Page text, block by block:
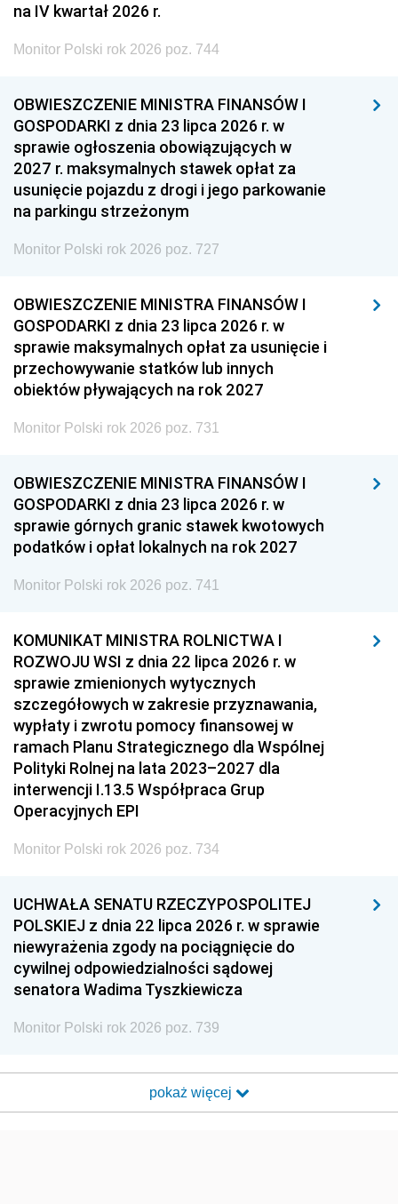
na IV kwartał 2026 r.
Monitor Polski rok 2026 poz. 744
OBWIESZCZENIE MINISTRA FINANSÓW I
GOSPODARKI z dnia 23 lipca 2026 r. w
sprawie ogłoszenia obowiązujących w
2027 r. maksymalnych stawek opłat za
usunięcie pojazdu z drogi i jego parkowanie
na parkingu strzeżonym
Monitor Polski rok 2026 poz. 727
OBWIESZCZENIE MINISTRA FINANSÓW I
GOSPODARKI z dnia 23 lipca 2026 r. w
sprawie maksymalnych opłat za usunięcie i
przechowywanie statków lub innych
obiektów pływających na rok 2027
Monitor Polski rok 2026 poz. 731
OBWIESZCZENIE MINISTRA FINANSÓW I
GOSPODARKI z dnia 23 lipca 2026 r. w
sprawie górnych granic stawek kwotowych
podatków i opłat lokalnych na rok 2027
Monitor Polski rok 2026 poz. 741
KOMUNIKAT MINISTRA ROLNICTWA I
ROZWOJU WSI z dnia 22 lipca 2026 r. w
sprawie zmienionych wytycznych
szczegółowych w zakresie przyznawania,
wypłaty i zwrotu pomocy finansowej w
ramach Planu Strategicznego dla Wspólnej
Polityki Rolnej na lata 2023–2027 dla
interwencji I.13.5 Współpraca Grup
Operacyjnych EPI
Monitor Polski rok 2026 poz. 734
UCHWAŁA SENATU RZECZYPOSPOLITEJ
POLSKIEJ z dnia 22 lipca 2026 r. w sprawie
niewyrażenia zgody na pociągnięcie do
cywilnej odpowiedzialności sądowej
senatora Wadima Tyszkiewicza
Monitor Polski rok 2026 poz. 739
pokaż więcej